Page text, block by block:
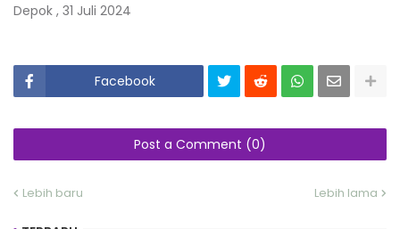
Depok , 31 Juli 2024
Facebook
Post a Comment (0)
Lebih baru Lebih lama